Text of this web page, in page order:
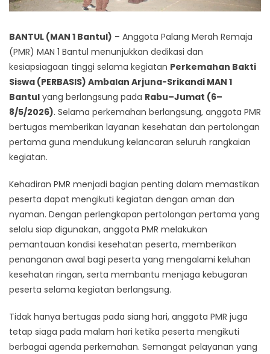
BANTUL (MAN 1 Bantul) – Anggota Palang Merah Remaja
(PMR) MAN 1 Bantul menunjukkan dedikasi dan
kesiapsiagaan tinggi selama kegiatan Perkemahan Bakti
Siswa (PERBASIS) Ambalan Arjuna-Srikandi MAN 1
Bantul yang berlangsung pada Rabu–Jumat (6–
8/5/2026). Selama perkemahan berlangsung, anggota PMR
bertugas memberikan layanan kesehatan dan pertolongan
pertama guna mendukung kelancaran seluruh rangkaian
kegiatan.
Kehadiran PMR menjadi bagian penting dalam memastikan
peserta dapat mengikuti kegiatan dengan aman dan
nyaman. Dengan perlengkapan pertolongan pertama yang
selalu siap digunakan, anggota PMR melakukan
pemantauan kondisi kesehatan peserta, memberikan
penanganan awal bagi peserta yang mengalami keluhan
kesehatan ringan, serta membantu menjaga kebugaran
peserta selama kegiatan berlangsung.
Tidak hanya bertugas pada siang hari, anggota PMR juga
tetap siaga pada malam hari ketika peserta mengikuti
berbagai agenda perkemahan. Semangat pelayanan yang